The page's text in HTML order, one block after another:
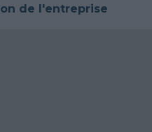
de l'entreprise